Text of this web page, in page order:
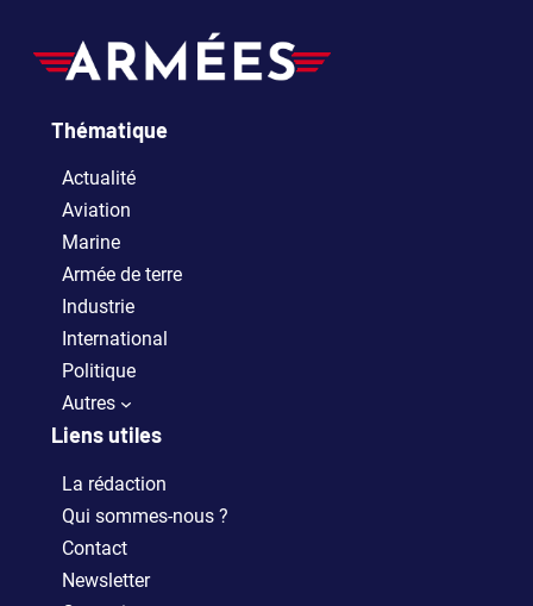
Thématique
Actualité
Aviation
Marine
Armée de terre
Industrie
International
Politique
Autres
Liens utiles
La rédaction
Qui sommes-nous ?
Contact
Newsletter